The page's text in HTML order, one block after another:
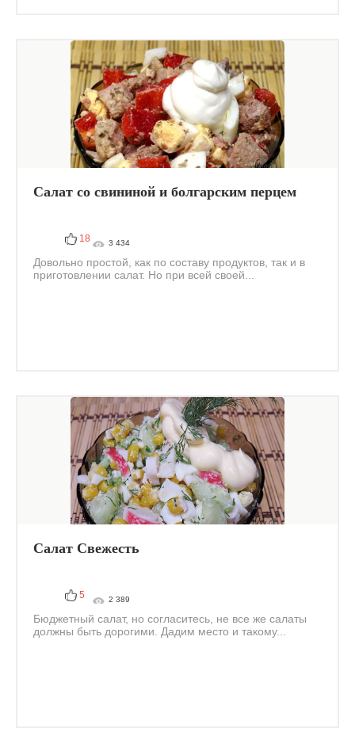
Салат со свининой и болгарским перцем
18 3 434
Довольно простой, как по составу продуктов, так и в
приготовлении салат. Но при всей своей...
Салат Свежесть
5 2 389
Бюджетный салат, но согласитесь, не все же салаты
должны быть дорогими. Дадим место и такому...